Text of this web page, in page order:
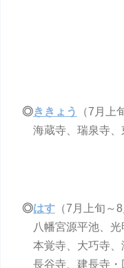
◎ききょう
（7月上
海蔵寺、瑞泉寺、
◎はす（7月上旬～8
八幡宮源平池、光
本覚寺、大巧寺、
長谷寺、建長寺・